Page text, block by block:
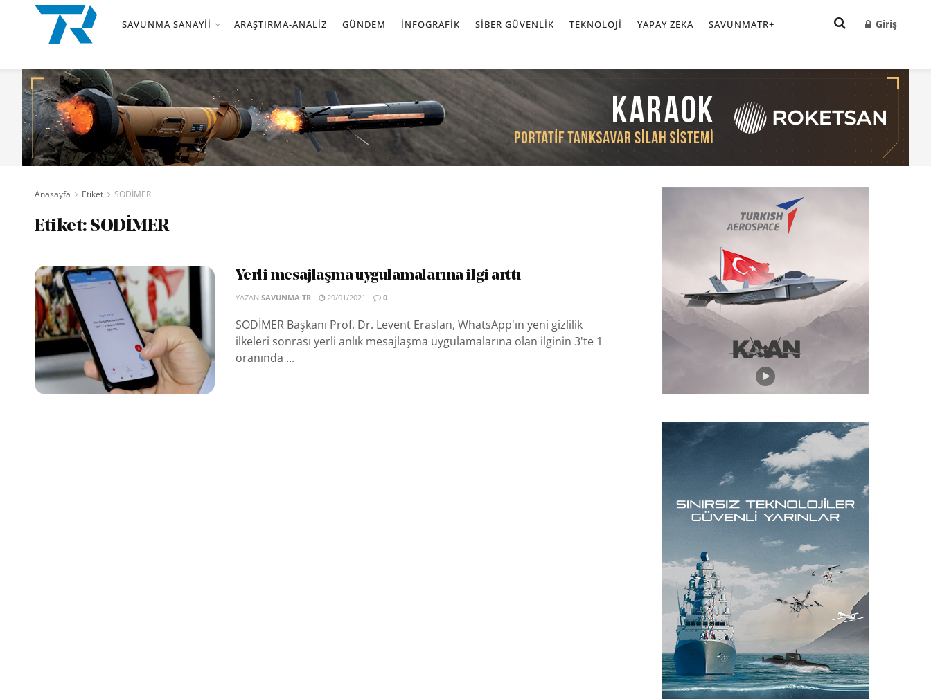
SAVUNMA SANAYII ARAŞTIRMA-ANALIZ GÜNDEM İNFOGRAFIK SIBER GÜVENLIK TEKNOLOJI YAPAY ZEKA SAVUNMATR+ Giriş
Anasayfa Etiket SODİMER
Etiket: SODİMER
Yerli mesajlaşma uygulamalarına ilgi arttı
YAZAN SAVUNMA TR 29/01/2021 0
SODİMER Başkanı Prof. Dr. Levent Eraslan, WhatsApp'ın yeni gizlilik
ilkeleri sonrası yerli anlık mesajlaşma uygulamalarına olan ilginin 3'te 1
oranında ...